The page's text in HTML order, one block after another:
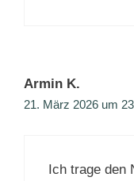
Armin K.
21. März 2026 um
Ich trage den